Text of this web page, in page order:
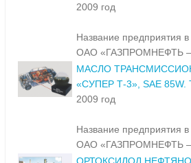
2009 год
Название предприятия в
ОАО «ГАЗПРОМНЕФТЬ
МАСЛО
«СУПЕР Т-3», SAE 85W.
2009 год
Название предприятия в
ОАО «ГАЗПРОМНЕФТЬ